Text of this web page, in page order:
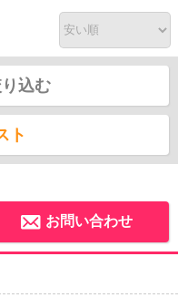
込む
ト
お問い合わせ